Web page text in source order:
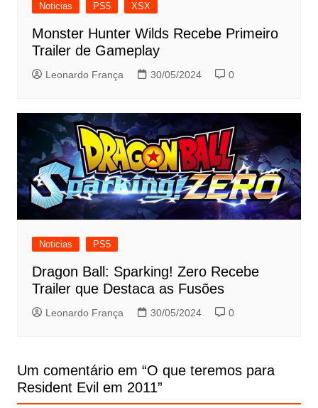
Noticias PS5 XSX
Monster Hunter Wilds Recebe Primeiro
Trailer de Gameplay
Leonardo França 30/05/2024 0
Noticias PS5
Dragon Ball: Sparking! Zero Recebe
Trailer que Destaca as Fusões
Leonardo França 30/05/2024 0
Um comentário em “O que teremos para
Resident Evil em 2011”